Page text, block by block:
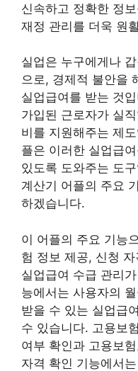
신속하고 정확한 정
재정 관리를 더욱 원
실업은 누구에게나
으로, 경제적 불안을
실업급여를 받는 것
가입된 근로자가 실
비를 지원해주는 제도
플은 이러한 실업급
있도록 도와주는 도
계산기 어플의 주요
하겠습니다.
이 어플의 주요 기능
험 정보 제공, 신청
실업급여 수급 관리
능에서는 사용자의
받을 수 있는 실업급
수 있습니다. 고용보
여부 확인과 고용보
자격 확인 기능에서